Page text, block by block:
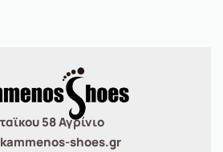
58 Αγρίνιο
shoes.gr